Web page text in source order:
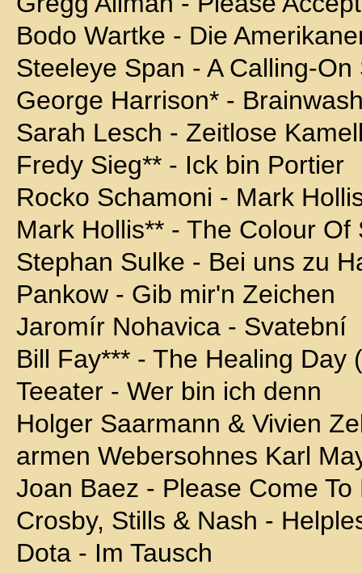
Bodo Wartke - Die
Steeleye Span - A Calling-On
George Harrison* -
Sarah Lesch - Zeitlose
Fredy Sieg** - Ick bin Portier
Rocko Schamoni - Mark
Mark Hollis** - The Colour Of
Stephan Sulke - Bei uns zu
Pankow - Gib mir'n Zeichen
Jaromír Nohavica - Svatební
Bill Fay*** - The Healing Day
Teeater - Wer bin ich denn
Holger Saarmann & Vivien
armen Webersohnes Karl
Joan Baez - Please Come
Crosby, Stills & Nash -
Dota - Im Tausch